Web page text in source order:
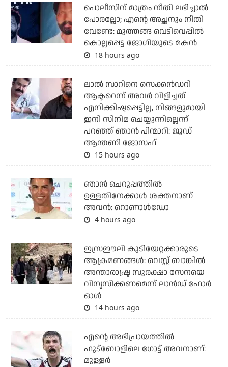
പൊലീസിന് മാത്രം നീതി ലഭിച്ചാല്‍
പോരല്ലോ; എന്റെ അച്ഛനും നീതി
വേണ്ടേ: മുത്തങ്ങ വെടിവെപ്പില്‍
കൊല്ലപ്പെട്ട ജോഗിയുടെ മകന്‍
18 hours ago
ലാല്‍ സാറിനെ സെക്കന്‍ഡറി
ആക്ടറെന്ന് അവര്‍ വിളിച്ചത്
എനിക്കിഷ്ടപ്പെട്ടില്ല, നിങ്ങളുമായി
ഇനി സിനിമ ചെയ്യുന്നില്ലെന്ന്
പറഞ്ഞ് ഞാന്‍ പിന്മാറി: ജൂഡ്
ആന്തണി ജോസഫ്
15 hours ago
ഞാന്‍ ചെറുപ്പത്തില്‍
ഉള്ളതിനേക്കാള്‍ ശക്തനാണ്
അവന്‍: റൊണാള്‍ഡോ
4 hours ago
ഇസ്രഈലി കുടിയേറ്റക്കാരുടെ
ആക്രമണങ്ങള്‍: വെസ്റ്റ് ബാങ്കില്‍
അന്താരാഷ്ട്ര സുരക്ഷാ സേനയെ
വിന്യസിക്കണമെന്ന് ലാന്‍ഡ് ഫോര്‍
ഓള്‍
14 hours ago
എന്റെ അഭിപ്രായത്തില്‍
ഫുട്‌ബോളിലെ ഗോട്ട് അവനാണ്:
മുള്ളര്‍